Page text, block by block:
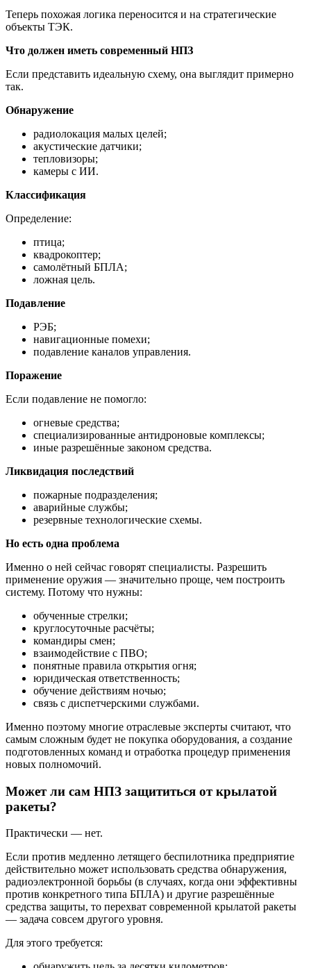
Теперь похожая логика переносится и на стратегические
объекты ТЭК.
Что должен иметь современный НПЗ
Если представить идеальную схему, она выглядит примерно
так.
Обнаружение
радиолокация малых целей;
акустические датчики;
тепловизоры;
камеры с ИИ.
Классификация
Определение:
птица;
квадрокоптер;
самолётный БПЛА;
ложная цель.
Подавление
РЭБ;
навигационные помехи;
подавление каналов управления.
Поражение
Если подавление не помогло:
огневые средства;
специализированные антидроновые комплексы;
иные разрешённые законом средства.
Ликвидация последствий
пожарные подразделения;
аварийные службы;
резервные технологические схемы.
Но есть одна проблема
Именно о ней сейчас говорят специалисты. Разрешить
применение оружия — значительно проще, чем построить
систему. Потому что нужны:
обученные стрелки;
круглосуточные расчёты;
командиры смен;
взаимодействие с ПВО;
понятные правила открытия огня;
юридическая ответственность;
обучение действиям ночью;
связь с диспетчерскими службами.
Именно поэтому многие отраслевые эксперты считают, что
самым сложным будет не покупка оборудования, а создание
подготовленных команд и отработка процедур применения
новых полномочий.
Может ли сам НПЗ защититься от крылатой
ракеты?
Практически — нет.
Если против медленно летящего беспилотника предприятие
действительно может использовать средства обнаружения,
радиоэлектронной борьбы (в случаях, когда они эффективны
против конкретного типа БПЛА) и другие разрешённые
средства защиты, то перехват современной крылатой ракеты
— задача совсем другого уровня.
Для этого требуется: